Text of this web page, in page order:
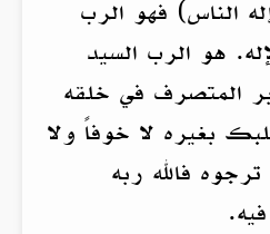
الناس) فهو الرب
هو الرب السيد
المتصرف في خلقه
بغيره لا خوفاً ولا
فالله ربه